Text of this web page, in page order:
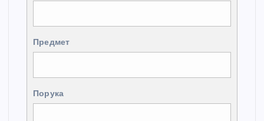
Предмет
Порука